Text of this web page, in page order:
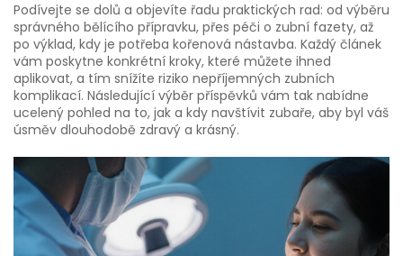
Podívejte se dolů a objevíte řadu praktických rad: od výběru
správného bělícího přípravku, přes péči o zubní fazety, až
po výklad, kdy je potřeba kořenová nástavba. Každý článek
vám poskytne konkrétní kroky, které můžete ihned
aplikovat, a tím snížíte riziko nepříjemných zubních
komplikací. Následující výběr příspěvků vám tak nabídne
ucelený pohled na to, jak a kdy navštívit zubaře, aby byl váš
úsměv dlouhodobě zdravý a krásný.